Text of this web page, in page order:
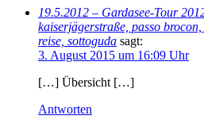
19.5.2012 – Gardasee-Tour
kaiserjägerstraße, passo
reise, sottoguda sagt:
3. August 2015 um 16:09 Uhr
[…] Übersicht […]
Antworten